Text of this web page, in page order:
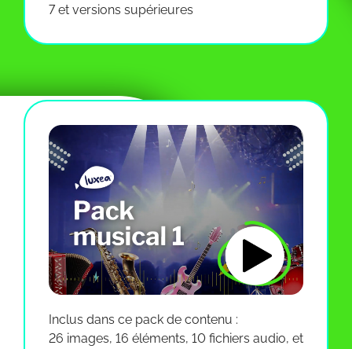
7 et versions supérieures
Inclus dans ce pack de contenu :
26 images, 16 éléments, 10 fichiers audio, et